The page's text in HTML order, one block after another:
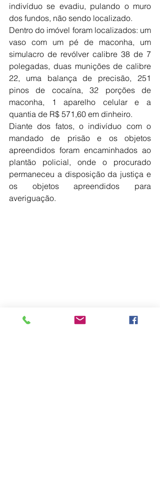
indivíduo se evadiu, pulando o muro
dos fundos, não sendo localizado.
Dentro do imóvel foram localizados: um
vaso com um pé de maconha, um
simulacro de revólver calibre 38 de 7
polegadas, duas munições de calibre
22, uma balança de precisão, 251
pinos de cocaína, 32 porções de
maconha, 1 aparelho celular e a
quantia de R$ 571,60 em dinheiro.
Diante dos fatos, o indivíduo com o
mandado de prisão e os objetos
apreendidos foram encaminhados ao
plantão policial, onde o procurado
permaneceu a disposição da justiça e
os objetos apreendidos para
averiguação.